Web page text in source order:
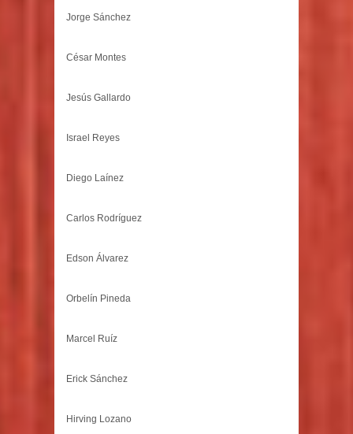
Jorge Sánchez
César Montes
Jesús Gallardo
Israel Reyes
Diego Laínez
Carlos Rodríguez
Edson Álvarez
Orbelín Pineda
Marcel Ruíz
Erick Sánchez
Hirving Lozano